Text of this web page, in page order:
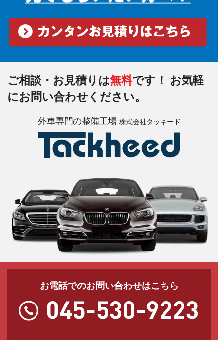
ご相談・お見積りは無料です！
お気軽
にお問い合わせください。
外車専門の整備工場 株式会社タッキード
お電話でのお問い合わせはこちら